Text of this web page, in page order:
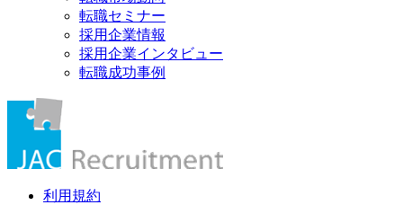
転職セミナー
採用企業情報
採用企業インタビュー
転職成功事例
利用規約